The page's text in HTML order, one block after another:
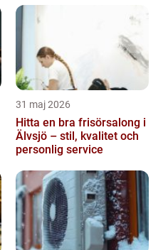
31 maj 2026
Hitta en bra frisörsalong i
Älvsjö – stil, kvalitet och
personlig service